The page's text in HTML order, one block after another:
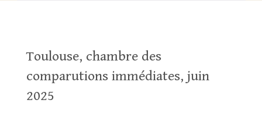
Toulouse, chambre des
comparutions immédiates, juin
2025